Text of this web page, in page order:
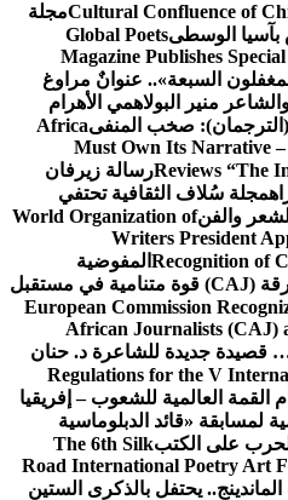
Cultural Confluence ofمجلة
بآسيا الوسطىGlobal Poets
Magazine Publishes
السبعة».. عنوانٌ مراوغ
منير البولاهمي الأهرام
(الترجمان): صخب المنفىAfrica
Must Own Its Narrative –
Reviews “Theرسالة زيرفان
مجلة سُلاف الثقافية تحتفي
والفنWorld Organization of
Writers President
Recognition of المفوضية
الأوروبية: مؤتمر الصحفيين الأفارقة (CAJ) قوة متنامية في مستقبل
European Commission
African Journalists (CAJ)
قصيدة جديدة للشاعرة د. حنان
Regulations for the V
القمة العالمية للشعوب – إفريقيا
لمسابقة «قائد الدبلوماسية
على الكتبThe 6th Silk
Road International Poetry Art
يحتفل بالذكرى الستين